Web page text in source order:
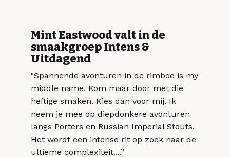
Mint Eastwood valt in de
smaakgroep Intens &
Uitdagend
"Spannende avonturen in de rimboe is my
middle name. Kom maar door met die
heftige smaken. Kies dan voor mij. Ik
neem je mee op diepdonkere avonturen
langs Porters en Russian Imperial Stouts.
Het wordt een intense rit op zoek naar de
ultieme complexiteit....”